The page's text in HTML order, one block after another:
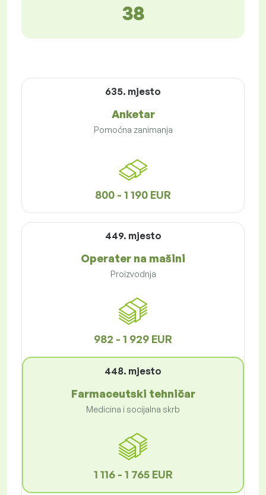
38
635. mjesto
Anketar
Pomoćna zanimanja
800 - 1 190 EUR
449. mjesto
Operater na mašini
Proizvodnja
982 - 1 929 EUR
448. mjesto
Farmaceutski tehničar
Medicina i socijalna skrb
1 116 - 1 765 EUR